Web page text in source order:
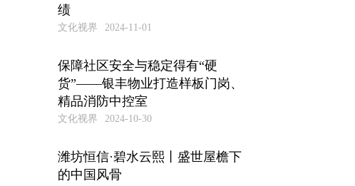
绩
文化视界 2024-11-01
保障社区安全与稳定得有“硬
货”——银丰物业打造样板门岗、
精品消防中控室
文化视界 2024-10-30
潍坊恒信·碧水云熙丨盛世屋檐下
的中国风骨